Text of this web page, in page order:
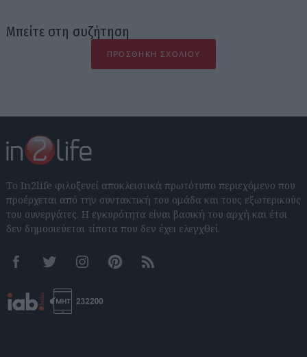
Μπείτε στη συζήτηση
ΠΡΟΣΘΉΚΗ ΣΧΟΛΊΟΥ
Το In2life φιλοξενεί αποκλειστικά πρωτότυπο περιεχόμενο που
προέρχεται από την συντακτική του ομάδα και τους εξωτερικούς
του συνεργάτες. Η εγκυρότητα είναι βασική του αρχή και έτσι
δεν δημοσιεύεται τίποτα που δεν έχει ελεγχθεί.
FacebookTwitter InstagramPinterestRSS feeds